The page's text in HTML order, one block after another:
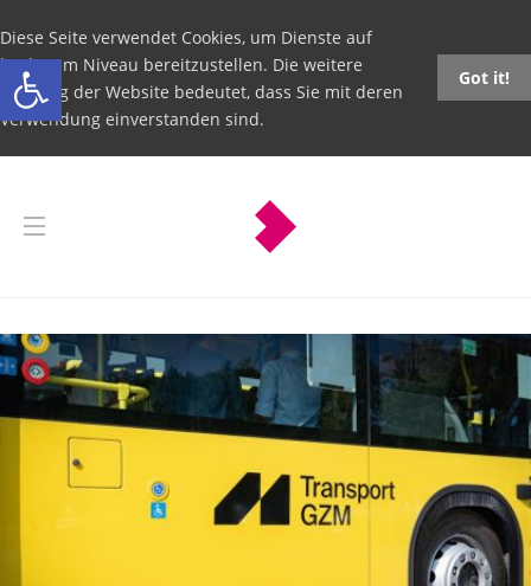
Open toolbar
Diese Seite verwendet Cookies, um Dienste auf
höchstem Niveau bereitzustellen. Die weitere
Nutzung der Website bedeutet, dass Sie mit deren
Verwendung einverstanden sind.
Got it!